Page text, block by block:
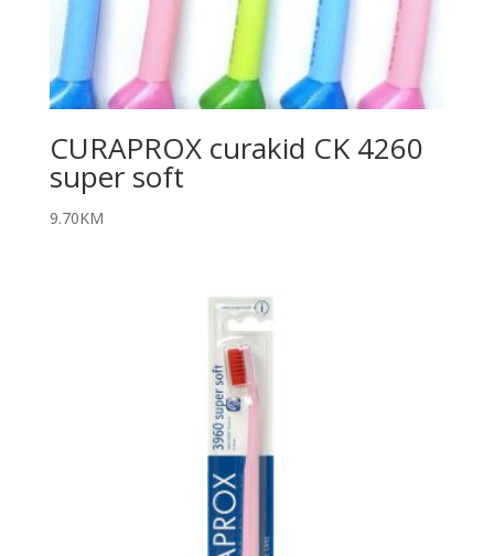
CURAPROX curakid CK 4260
super soft
9.70KM